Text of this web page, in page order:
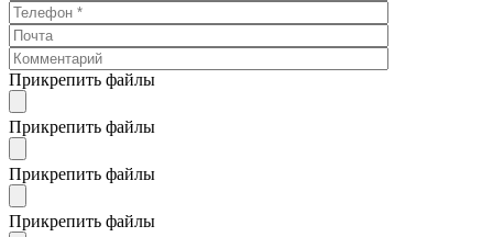
Прикрепить файлы
Прикрепить файлы
Прикрепить файлы
Прикрепить файлы